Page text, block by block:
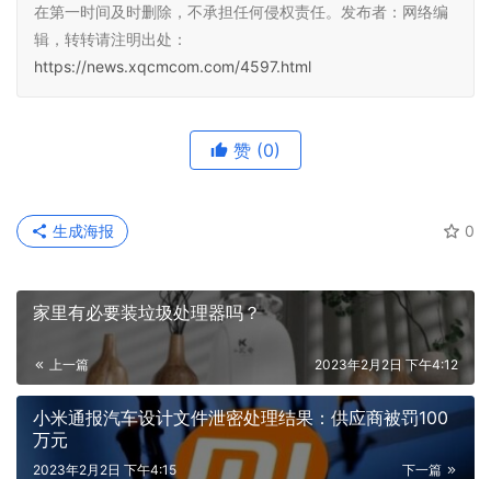
在第一时间及时删除，不承担任何侵权责任。发布者：网络编
辑，转转请注明出处：
https://news.xqcmcom.com/4597.html
赞 (0)
0
生成海报
家里有必要装垃圾处理器吗？
上一篇 2023年2月2日 下午4:12
小米通报汽车设计文件泄密处理结果：供应商被罚100
万元
下一篇
2023年2月2日 下午4:15